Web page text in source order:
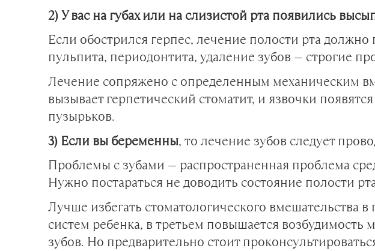
2) У вас на губах или на слизистой рта появились
Если обострился герпес, лечение полости рта
пульпита, периодонтита, удаление зубов — строгие
Лечение сопряжено с определенным механическим
вызывает герпетический стоматит, и язвочки
пузырьков.
3) Если вы беременны, то лечение зубов следует
Проблемы с зубами — распространенная проблема
Нужно постараться не доводить состояние полости
Лучше избегать стоматологического вмешательства
систем ребенка, в третьем повышается
зубов. Но предварительно стоит